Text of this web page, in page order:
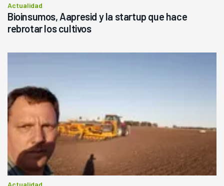
Actualidad
Bioinsumos, Aapresid y la startup que hace
rebrotar los cultivos
Actualidad